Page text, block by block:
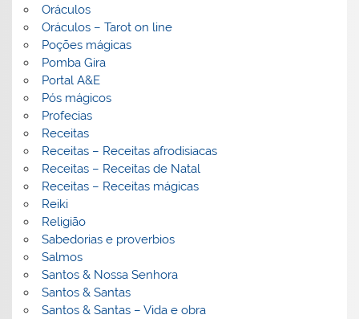
Oráculos
Oráculos – Tarot on line
Poções mágicas
Pomba Gira
Portal A&E
Pós mágicos
Profecias
Receitas
Receitas – Receitas afrodisiacas
Receitas – Receitas de Natal
Receitas – Receitas mágicas
Reiki
Religião
Sabedorias e proverbios
Salmos
Santos & Nossa Senhora
Santos & Santas
Santos & Santas – Vida e obra